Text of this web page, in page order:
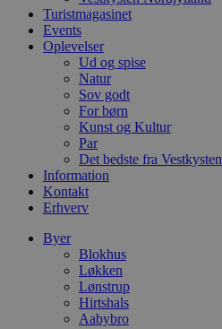
Turistmagasinet
Events
Oplevelser
Ud og spise
Natur
Sov godt
For børn
Kunst og Kultur
Par
Det bedste fra Vestkysten
Information
Kontakt
Erhverv
Byer
Blokhus
Løkken
Lønstrup
Hirtshals
Aabybro